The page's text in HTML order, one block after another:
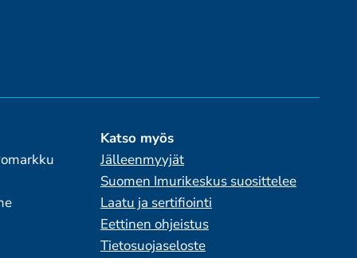
Katso myös
Jälleenmyyjät
Suomen Imurikeskus suosittelee
Laatu ja sertifiointi
Eettinen ohjeistus
Tietosuojaseloste